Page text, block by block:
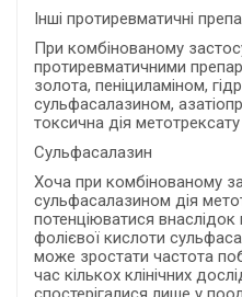
Інші протиревматичні
При комбінованому
протиревматичними
золота, пеніциламіном,
сульфасалазином,
токсична дія
Сульфасалазин
Хоча при комбінованому
сульфасалазином дія
потенціюватися внаслідок
фолієвої кислоти
може зростати частота
час кількох клінічних